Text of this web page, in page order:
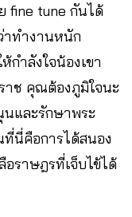
fine tune กันได้
าทำงานหนัก
กำลังใจน้องเขา
าช คุณต้องภูมิใจนะ
นและรักษาพระ
นี่คือการได้สนอง
ราษฎรที่เจ็บไข้ได้